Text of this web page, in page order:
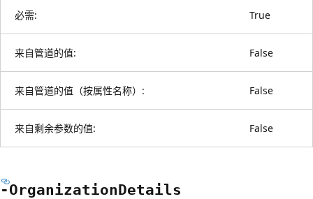
必需: True
来自管道的值: False
来自管道的值（按属性名称）: False
来自剩余参数的值: False
-OrganizationDetails